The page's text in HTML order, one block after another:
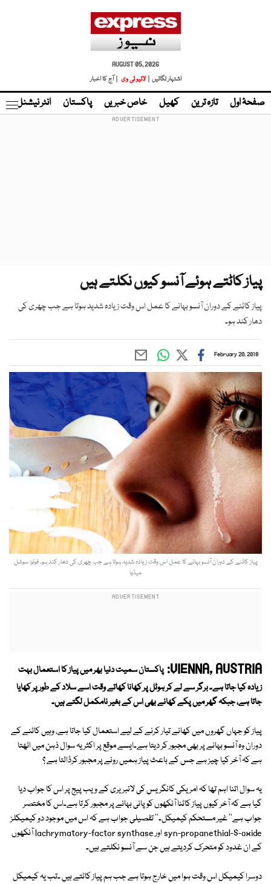
AUGUST 05, 2026
اشتہار لگائیں |
لائیو ٹی وی | آج کا اخبار
صفحۂ اول تازہ ترین کھیل خاص خبریں پاکستان انٹر نیشنل
پیاز کاٹتے ہوئے آنسو کیوں نکلتے ہیں
پیاز کاٹنے کے دوران آنسو بہانے کا عمل اس وقت زیادہ شدید ہوتا ہے جب چھری کی
دھار کند ہو۔
February 20, 2018
پیاز کاٹنے کے دوران آنسو بہانے کا عمل اس وقت زیادہ شدید ہوتا ہے جب چھری کی دھار کند ہو۔ فوٹو: سوشل
میڈیا
VIENNA, AUSTRIA: پاکستان سمیت دنیا بھر میں پیاز کا استعمال بہت
زیادہ کیا جاتا ہے۔ برگر سے لے کر ہوٹل پر کھانا کھاتے وقت اسے سلاد کے طور پر کھایا
جاتا ہے، جبکہ گھر میں پکے کھانے بھی اس کے بغیر نامکمل لگتے ہیں۔
پیاز کو جہاں گھروں میں کھانے تیار کرنے کے لیے استعمال کیا جاتا ہے، وہیں کاٹنے کے
دوران وہ آنسو بہانے پر بھی مجبور کر دیتا ہے۔ایسے موقع پر اکثر یہ سوال ذہن میں اٹھتا
ہے کہ آخر کیا چیز ہے جس کے باعث پیاز ہمیں رونے پر مجبور کرڈالتا ہے ؟
یہ سوال اتنا اہم تھا کہ امریکی کانگریس کی لائبریری کے ویب پیج پر اس کا جواب دیا
گیا ہے کہ آخر کیوں پیاز کاٹنا آنکھوں کو پانی بہانے پر مجبور کرتا ہے۔اس کا مختصر
جواب ہے'' غیر مستحکم کیمیکل۔'' تفصیلی جواب ہے کہ اس میں موجود دو کیمیکلز
syn-propanethial-S-oxide اور lachrymatory-factor synthase آنکھوں
کے ان غدود کو متحرک کردیتے ہیں جن سے آنسو نکلتے ہیں۔
دوسرا کیمیکل اس وقت ہوا میں خارج ہوتا ہے جب ہم پیاز کاٹتے ہیں ۔تب یہ کیمیکل